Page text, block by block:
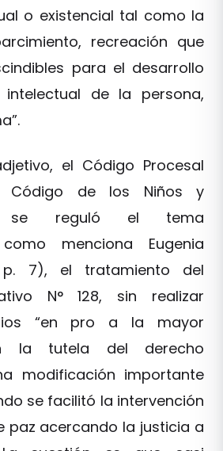
o existencial tal como la
recreación que
para el desarrollo
de la persona,
el Código Procesal
Código de los Niños y
se reguló el tema
menciona Eugenia
p. 7), el tratamiento del
N° 128, sin realizar
“en pro a la mayor
la tutela del derecho
modificación importante
se facilitó la intervención
paz acercando la justicia a